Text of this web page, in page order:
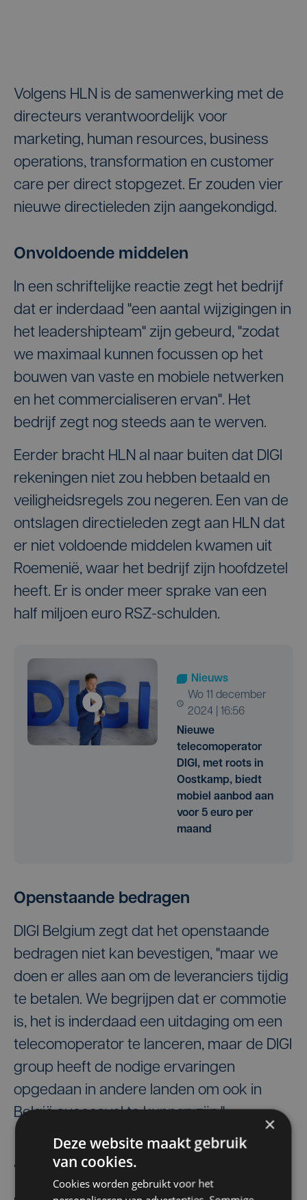
Volgens HLN is de samenwerking met de
directeurs verantwoordelijk voor
marketing, human resources, business
operations, transformation en customer
care per direct stopgezet. Er zouden vier
nieuwe directieleden zijn aangekondigd.
Onvoldoende middelen
In een schriftelijke reactie zegt het bedrijf
dat er inderdaad "een aantal wijzigingen in
het leadershipteam" zijn gebeurd, "zodat
we maximaal kunnen focussen op het
bouwen van vaste en mobiele netwerken
en het commercialiseren ervan". Het
bedrijf zegt nog steeds aan te werven.
Eerder bracht HLN al naar buiten dat DIGI
rekeningen niet zou hebben betaald en
veiligheidsregels zou negeren. Een van de
ontslagen directieleden zegt aan HLN dat
er niet voldoende middelen kwamen uit
Roemenië, waar het bedrijf zijn hoofdzetel
heeft. Er is onder meer sprake van een
half miljoen euro RSZ-schulden.
Nieuws
wo 11 december
2024 | 16:56
Nieuwe
telecomoperator
DIGI, met roots in
Oostkamp, biedt
mobiel aanbod aan
voor 5 euro per
maand
Openstaande bedragen
DIGI Belgium zegt dat het openstaande
bedragen niet kan bevestigen, "maar we
doen er alles aan om de leveranciers tijdig
te betalen. We begrijpen dat er commotie
is, het is inderdaad een uitdaging om een
telecomoperator te lanceren, maar de DIGI
group heeft de nodige ervaringen
opgedaan in andere landen om ook in
België succesvol te kunnen zijn."
Belga
×
Deze website maakt gebruik
van cookies.
Cookies worden gebruikt voor het